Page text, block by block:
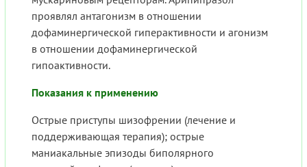
проявлял антагонизм в отношении
дофаминергической гиперактивности и агонизм
в отношении дофаминергической
гипоактивности.
Показания к применению
Острые приступы шизофрении (лечение и
поддерживающая терапия); острые
маниакальные эпизоды биполярного